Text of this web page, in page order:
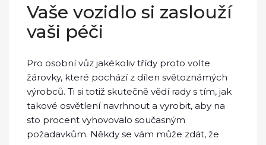
Vaše vozidlo si zaslouží
vaši péči
Pro osobní vůz jakékoliv třídy proto volte
žárovky, které pochází z dílen světoznámých
výrobců. Ti si totiž skutečně vědí rady s tím, jak
takové osvětlení navrhnout a vyrobit, aby na
sto procent vyhovovalo současným
požadavkům. Někdy se vám může zdát, že